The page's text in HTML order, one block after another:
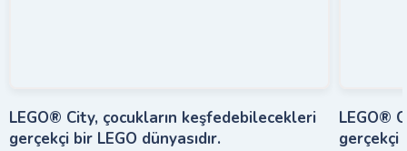
LEGO® City, çocukların keşfedebilecekleri
gerçekçi bir LEGO dünyasıdır.
LEGO®
gerçekçi